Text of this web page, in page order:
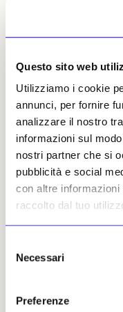
Questo sito web
Utilizziamo i cookie
annunci, per fornire
analizzare il nostro
informazioni sul
nostri partner che si
pubblicità e social
con altre
raccolto dal tuo
delNecessari
Preferenze
sottotitolo del
frase tratta da
O Hogarth! Had I thy
Dopo Hogarth, è
Gainsborough.
metropolitano,
diventare Sir
presidente della
Gainsborough si
nel suo Suffolk
pratica, è
studenti alla
raggiungere un